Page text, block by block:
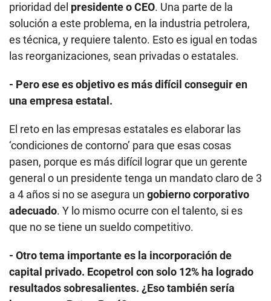
El reto en las empresas estatales es elaborar las
‘condiciones de contorno’ para que esas cosas
pasen, porque es más difícil lograr que un gerente
general o un presidente tenga un mandato claro de 3
adecuado. Y lo mismo ocurre con el talento, si es
que no se tiene un sueldo competitivo.
- Otro tema importante es la incorporación de
capital privado. Ecopetrol con solo 12% ha logrado
resultados sobresalientes. ¿Eso también sería
bueno para Petro-Perú?
Yo tengo una opinión bastante parecida. Pero el reto
no puede ser solamente la atracción de capital
privadas. Juntar a dos socios, uno privado y otro
público, trabajando en oportunidades exploratorias,
de desarrollo y de producción, es algo súper común